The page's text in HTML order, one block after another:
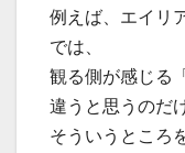
例えば、エイリ
では、
観る側が感じる
違うと思うのだ
そういうところ